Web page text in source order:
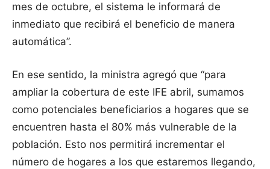
mes de octubre, el sistema le informará de
inmediato que recibirá el beneficio de manera
automática”.
En ese sentido, la ministra agregó que “para
ampliar la cobertura de este IFE abril, sumamos
como potenciales beneficiarios a hogares que se
encuentren hasta el 80% más vulnerable de la
población. Esto nos permitirá incrementar el
número de hogares a los que estaremos llegando,